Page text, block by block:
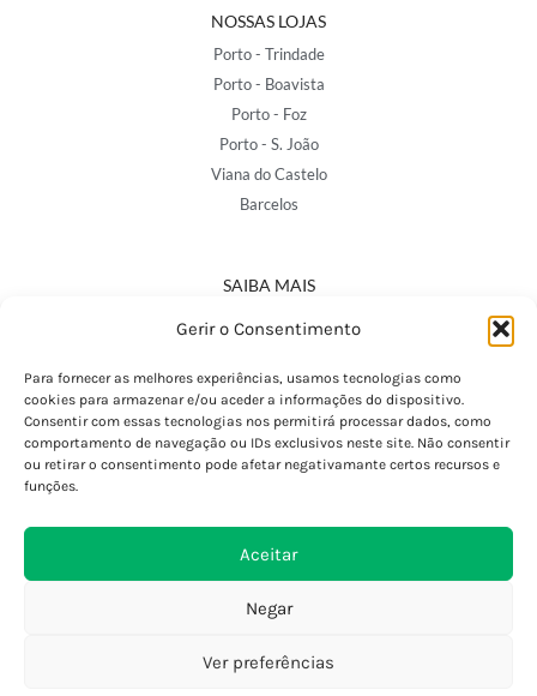
Gerir o Consentimento
Para fornecer as melhores experiências, usamos tecnologias como
cookies para armazenar e/ou aceder a informações do dispositivo.
Consentir com essas tecnologias nos permitirá processar dados, como
comportamento de navegação ou IDs exclusivos neste site. Não consentir
ou retirar o consentimento pode afetar negativamante certos recursos e
funções.
Aceitar
Negar
Ver preferências
NOSSAS LOJAS
Porto - Trindade
Porto - Boavista
Porto - Foz
Porto - S. João
Viana do Castelo
Barcelos
SAIBA MAIS
Política de Privacidade
Termos e Condições
Perguntas Frequentes
Custos de Envio
Encomendas Internacionais
Devoluções e Trocas